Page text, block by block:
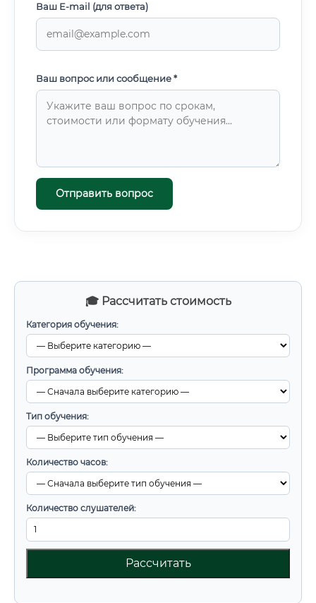
🎓 Рассчитать стоимость
Категория обучения:
Программа обучения:
Тип обучения:
Количество часов:
Количество слушателей:
Рассчитать
Ваш E-mail (для ответа)
Ваш вопрос или сообщение *
Отправить вопрос